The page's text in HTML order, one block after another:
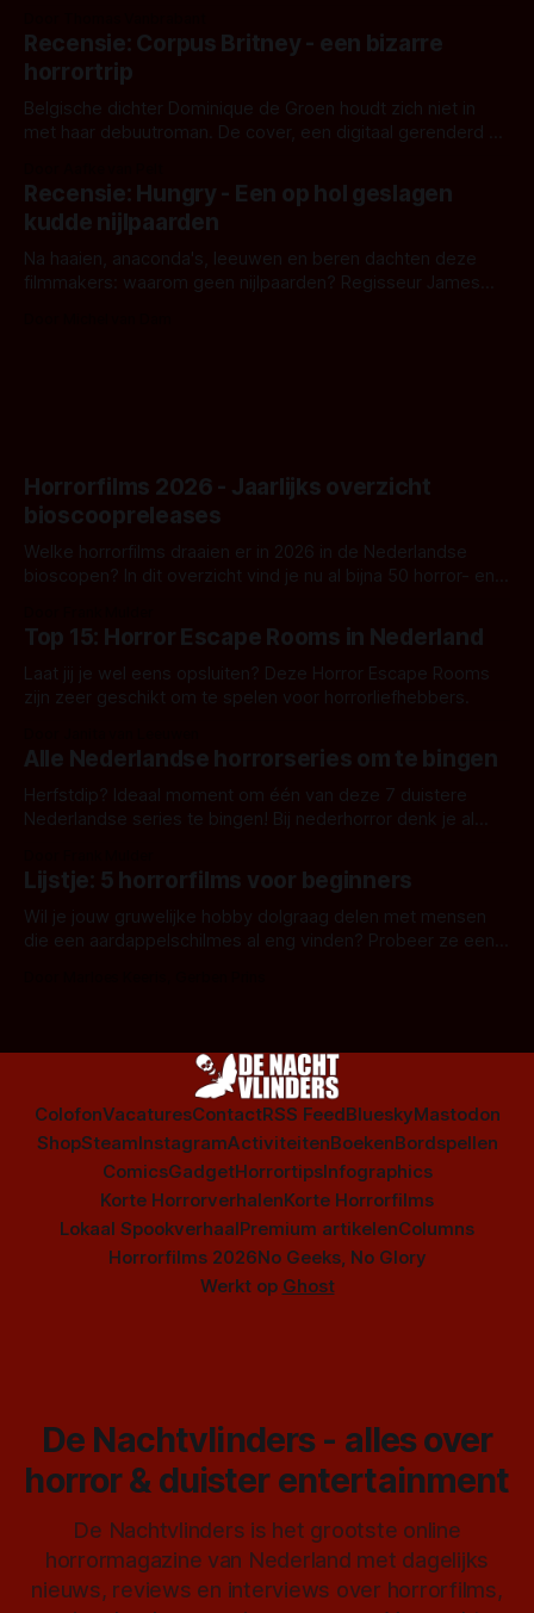
'Skeletons', een nieuwe creature feature waarvoor de
opnames zijn gestart in Australië.
Recensie: Corpus Britney - een bizarre
horrortrip
Belgische dichter Dominique de Groen houdt zich niet in
met haar debuutroman. De cover, een digitaal gerenderd en
achtergrond, belooft iets kleurrijks maar onheilspellends,
iets ongrijpbaars. En dat maakt De Groen met ieder woord
waar.
Recensie: Hungry - Een op hol geslagen
kudde nijlpaarden
Na haaien, anaconda's, leeuwen en beren dachten deze
filmmakers: waarom geen nijlpaarden? Regisseur James
Horrorfilms 2026 - Jaarlijks overzicht
bioscoopreleases
Welke horrorfilms draaien er in 2026 in de Nederlandse
bioscopen? In dit overzicht vind je nu al bijna 50 horror- en
Top 15: Horror Escape Rooms in Nederland
Laat jij je wel eens opsluiten? Deze Horror Escape Rooms
zijn zeer geschikt om te spelen voor horrorliefhebbers.
Alle Nederlandse horrorseries om te bingen
Herfstdip? Ideaal moment om één van deze 7 duistere
Nederlandse series te bingen! Bij nederhorror denk je al
Amsterdamned of The Johnsons. Maar Nederlandse horror
is niet beperkt tot films. Hier een aantal Nederlandse tv-
series uit het duistere of horrorgenre. Als
Lijstje: 5 horrorfilms voor beginners
Wil je jouw gruwelijke hobby dolgraag delen met mensen
die een aardappelschilmes al eng vinden? Probeer ze eens
ColofonVacaturesContactRSS FeedBlueskyMastodon
ShopSteamInstagramActiviteitenBoekenBordspellen
ComicsGadgetHorrortipsInfographics
Korte HorrorverhalenKorte Horrorfilms
Lokaal SpookverhaalPremium artikelenColumns
Horrorfilms 2026No Geeks, No Glory
Werkt op Ghost
De Nachtvlinders - alles over
horror & duister entertainment
De Nachtvlinders is het grootste online
horrormagazine van Nederland met dagelijks
nieuws, reviews en interviews over horrorfilms,